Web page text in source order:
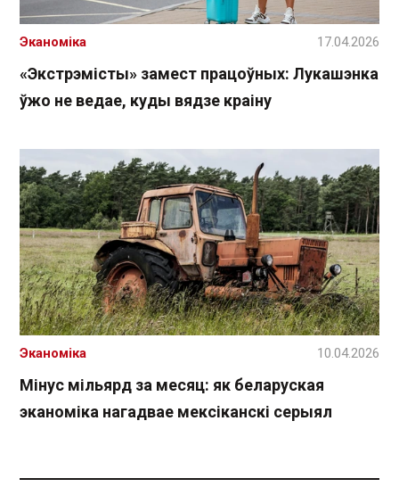
«Экстрэмісты» замест працоўных: Лукашэнка
ўжо не ведае, куды вядзе краіну
Эканоміка 17.04.2026
Мінус мільярд за месяц: як беларуская
эканоміка нагадвае мексіканскі серыял
Эканоміка 10.04.2026